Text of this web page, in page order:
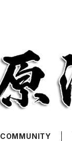
COMMUNITY